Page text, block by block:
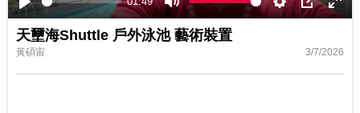
Play Mute Settings
PIP
天壐海Shuttle 戶外泳池 藝術裝置
黃碩宙 3/7/2026